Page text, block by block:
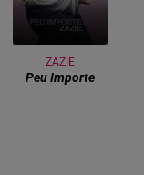
ZAZIE
Peu Importe